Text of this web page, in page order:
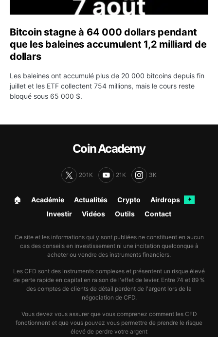
Bitcoin stagne à 64 000 dollars pendant
que les baleines accumulent 1,2 milliard de
dollars
Les baleines ont accumulé plus de 20 000 bitcoins depuis fin
juillet et les ETF collectent 754 millions, mais le cours reste
bloqué sous 65 000 $.
Coin Academy
201K 21K 3K
🏠︎ Académie Actualités Crypto Airdrops ✦
Investir Vidéos Outils Contact
Ce site et les informations qui y sont publiées ne constituent en aucun
cas des conseils en investissement ni une incitation quelconque à
acheter ou vendre des instruments financiers.
Les CFD sont des instruments complexes et présentent un risque élevé
de perte rapide en capital en raison de l'effet de levier. Entre 74 et 89 %
des comptes de clients de détail perdent de l'argent lors de la
négociation de CFD.
Vous devez vous assurer que vous comprenez comment les CFD
fonctionnent et que vous pouvez vous permettre de prendre le risque
élevé de perdre votre argent